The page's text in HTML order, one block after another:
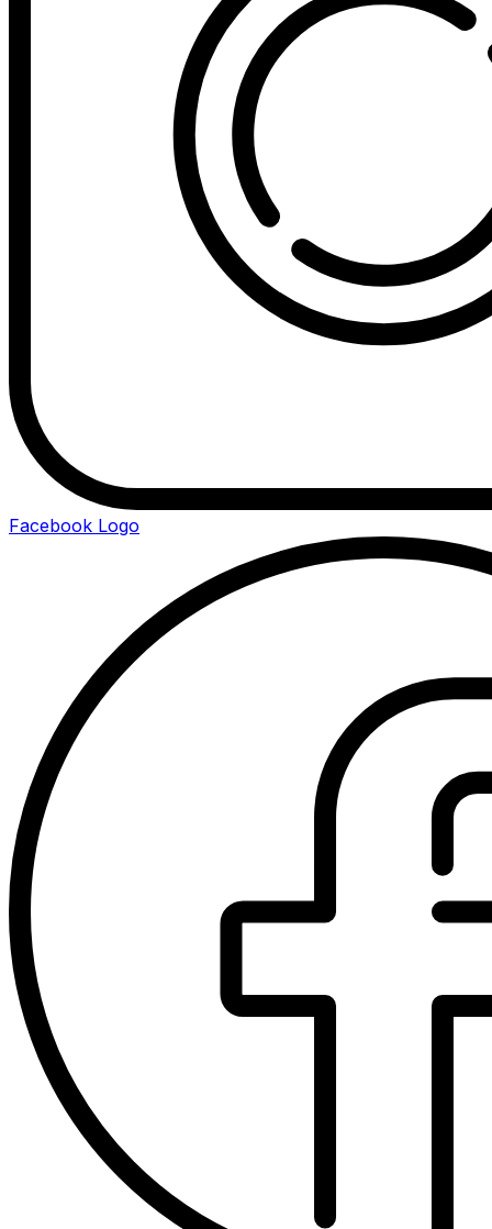
Facebook Logo